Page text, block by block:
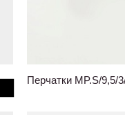
Перчатки MP.S/9,5/